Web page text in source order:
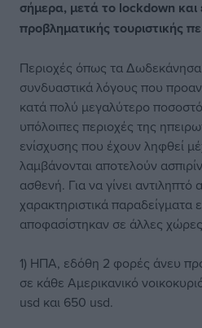
σήμερα, μετά το lockdown και
προβληματικής τουριστικής
Περιοχές όπως τα
συνδυαστικά λόγους που
κατά πολύ μεγαλύτερο ποσοστό
υπόλοιπες περιοχές της
ενίσχυσης που έχουν ληφθεί
λαμβάνονται αποτελούν
ασθενή. Για να γίνει
χαρακτηριστικά παραδείγματα
αποφασίστηκαν σε άλλες
1) ΗΠΑ, εδόθη 2 φορές άνευ
σε κάθε Αμερικανικό
usd και 650 usd.